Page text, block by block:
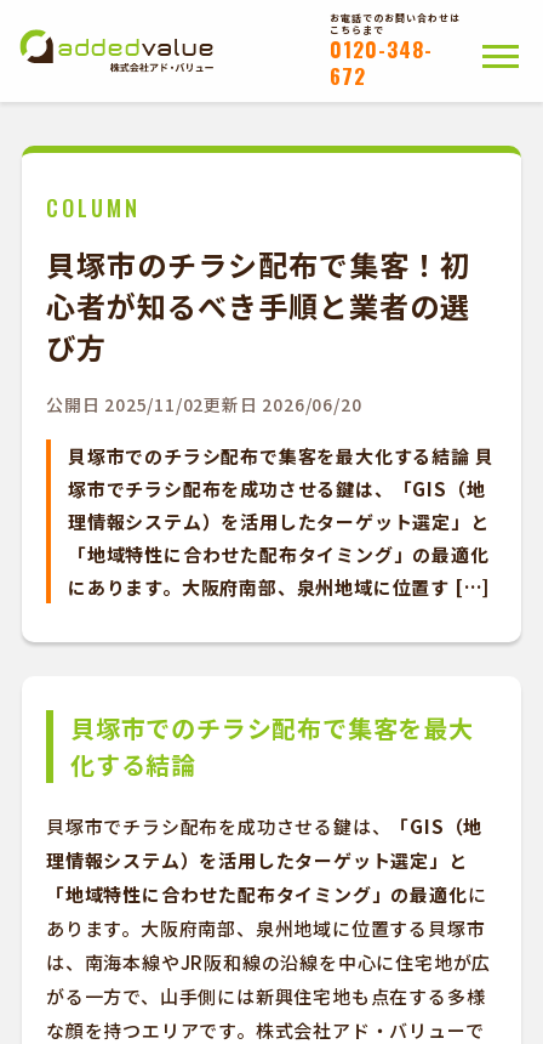
お電話でのお問い合わせは
こちらまで
0120-348-
672
お問い合わせ
かんたんWEB注文
COLUMN
貝塚市のチラシ配布で集客！初
心者が知るべき手順と業者の選
び方
公開日 2025/11/02更新日 2026/06/20
貝塚市でのチラシ配布で集客を最大化する結論 貝
塚市でチラシ配布を成功させる鍵は、「GIS（地
理情報システム）を活用したターゲット選定」と
「地域特性に合わせた配布タイミング」の最適化
にあります。大阪府南部、泉州地域に位置す […]
貝塚市でのチラシ配布で集客を最大
化する結論
貝塚市でチラシ配布を成功させる鍵は、
「GIS（地
理情報システム）を活用したターゲット選定」と
「地域特性に合わせた配布タイミング」の最適化に
あります。大阪府南部、泉州地域に位置する貝塚市
は、南海本線やJR阪和線の沿線を中心に住宅地が広
がる一方で、山手側には新興住宅地も点在する多様
な顔を持つエリアです。株式会社アド・バリューで